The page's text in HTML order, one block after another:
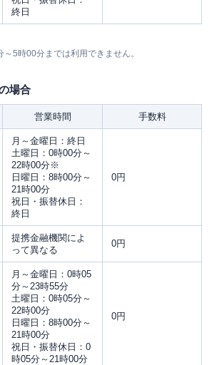
終日
5時00分までは利用できません。
場合
営業時間 手数料
月～金曜日：終日
土曜日：0時00分～
22時00分※
日曜日：8時00分～
21時00分
祝日・振替休日：
終日
0円
提携金融機関によ
って異なる
0円
月～金曜日：0時05
分～23時55分
土曜日：0時05分～
22時00分
日曜日：8時00分～
21時00分
祝日・振替休日：0
時05分～21時00分
0円